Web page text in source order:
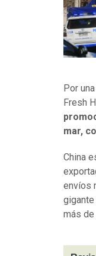
Por
Fresh
mar,
China
envíos
más de